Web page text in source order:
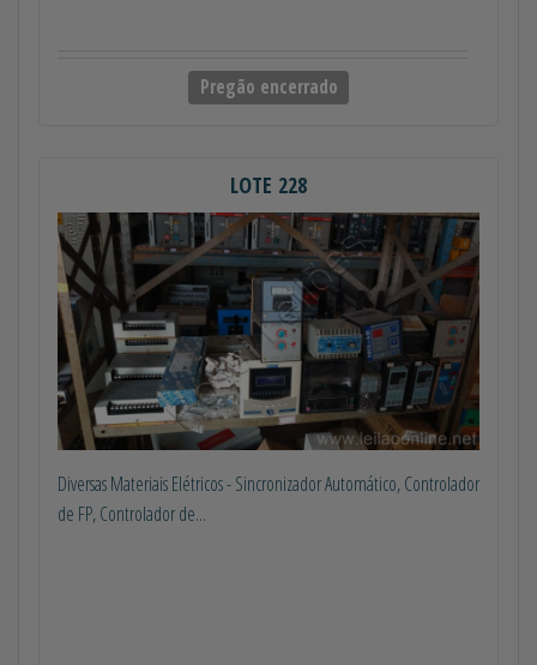
Pregão encerrado
LOTE 228
Diversas Materiais Elétricos - Sincronizador Automático, Controlador
de FP, Controlador de...